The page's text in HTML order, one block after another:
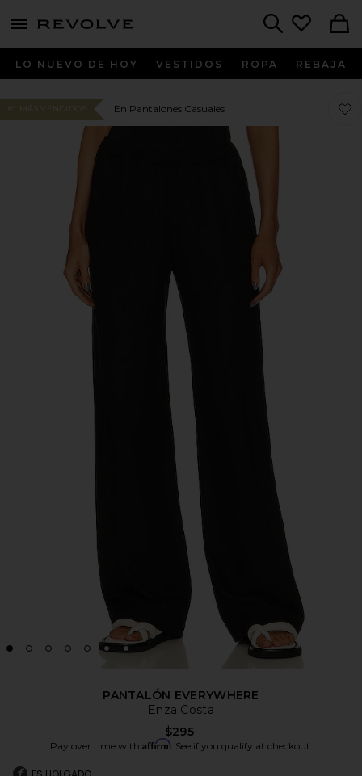
menu - shows more content
LO NUEVO DE HOY VESTIDOS ROPA REBAJA
#1 MÁS VENDIDOS En Pantalones Casuales
PANTALÓN EVERYWHERE
Enza Costa
$295
Pay over time with Affirm. See if you qualify at checkout.